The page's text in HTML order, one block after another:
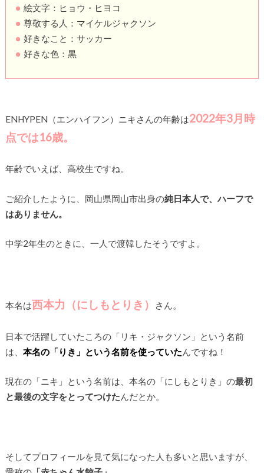
絵文字：ヒョウ・ヒヨコ
尊敬する人：マイケルジャクソン
好きなこと：サッカー
好きな色：黒
ENHYPEN（エンハイフン）ニキさんの年齢は2022年3月時
点では16歳。
年齢でいえば、高校生ですね。
ご紹介したように、岡山県岡山市出身の純日本人で、ハーフで
はありません。
中学2年生のときに、一人で渡韓したそうですよ。
本名は西本力（にしもとりき） さん。
日本で活躍していたころの「リキ・ジャクソン」という名前
は、 本名の「りき」という名前を使っていたんですね！
現在の「ニキ」という名前は、本名の「にしもとりき」の最初
と最後の文字をとってつけたんだとか。
そしてプロフィールを見て気になった人も多いと思いますが、